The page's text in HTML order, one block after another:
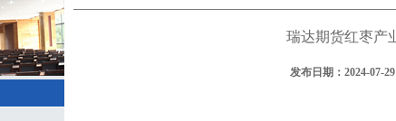
瑞达期货红枣产
发布日期：2024-07-